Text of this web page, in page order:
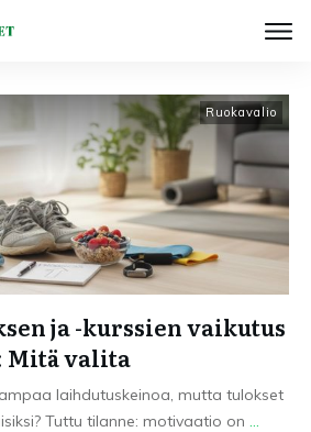
Ruokavalio
ja -kurssien vaikutus
Mitä valita
laihdutuskeinoa, mutta tulokset
Tuttu tilanne: motivaatio on ...